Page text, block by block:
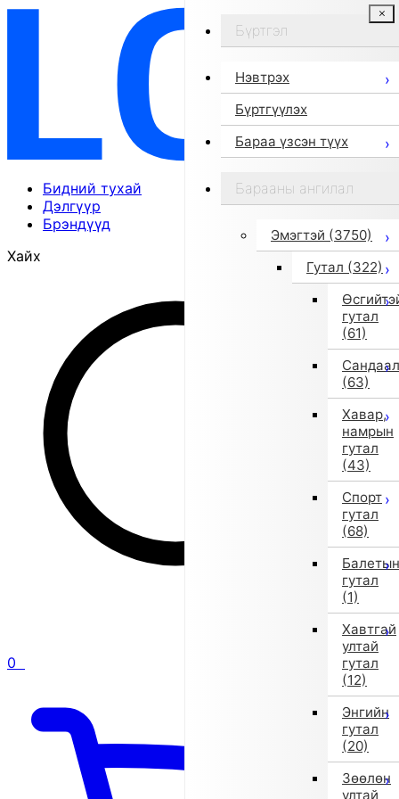
Бидний тухай
Дэлгүүр
Брэндүүд
Хайх
0
Бүртгэл
Нэвтрэх
Бүртгүүлэх
Бараа үзсэн түүх
Барааны ангилал
Эмэгтэй (3750)
Гутал (322)
гутал
(61)
Сандаал
(63)
Хавар,
намрын
гутал
(43)
Спорт
гутал
(68)
Балетын
гутал
(1)
Хавтгай
ултай
гутал
(12)
Энгийн
гутал
(20)
Зөөлөн
ултай